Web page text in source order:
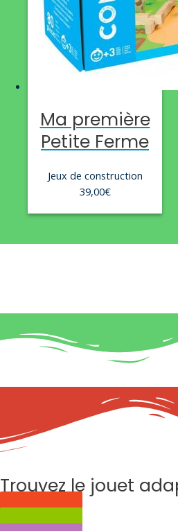
Ma première
Petite Ferme
Jeux de construction
39,00€
Trouvez le jouet